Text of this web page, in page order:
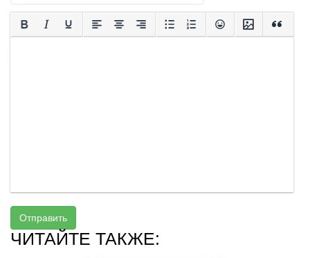
Отправить
ЧИТАЙТЕ ТАКЖЕ: